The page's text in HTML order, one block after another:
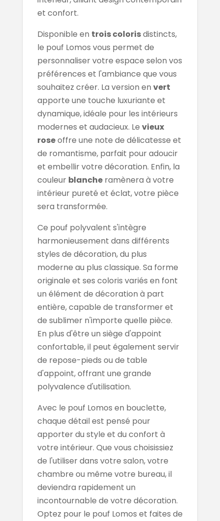
et confort.
Disponible en trois colorisdistincts,
le pouf Lomos vous permet de
personnaliser votre espace selon vos
préférences et l'ambiance que vous
souhaitez créer. La version en vert
apporte une touche luxuriante et
dynamique, idéale pour les intérieurs
modernes et audacieux. Le vieux
roseoffre une note de délicatesse et
de romantisme, parfait pour adoucir
et embellir votre décoration. Enfin, la
couleur blancheramènera à votre
intérieur pureté et éclat, votre pièce
sera transformée.
Ce pouf polyvalent s'intègre
harmonieusement dans différents
styles de décoration, du plus
moderne au plus classique. Sa forme
originale et ses coloris variés en font
un élément de décoration à part
entière, capable de transformer et
de sublimer n'importe quelle pièce.
En plus d'être un siège d'appoint
confortable, il peut également servir
de repose-pieds ou de table
d'appoint, offrant une grande
polyvalence d'utilisation.
Avec le pouf Lomos en bouclette,
chaque détail est pensé pour
apporter du style et du confort à
votre intérieur. Que vous choisissiez
de l'utiliser dans votre salon, votre
chambre ou même votre bureau, il
deviendra rapidement un
incontournable de votre décoration.
Optez pour le pouf Lomos et faites de